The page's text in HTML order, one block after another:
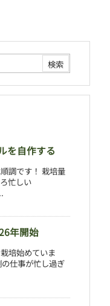
を自作する
調です！ 栽培量
忙しい
年開始
培始めていま
仕事が忙し過ぎ